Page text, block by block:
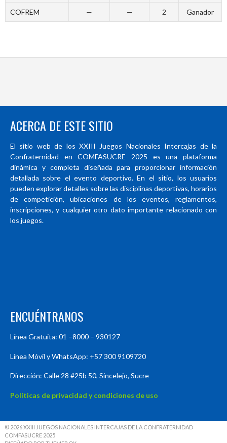
COFREM — — 2 Ganador
ACERCA DE ESTE SITIO
El sitio web de los XXIII Juegos Nacionales Intercajas de la
Confraternidad en COMFASUCRE 2025 es una plataforma
dinámica y completa diseñada para proporcionar información
detallada sobre el evento deportivo. En el sitio, los usuarios
pueden explorar detalles sobre las disciplinas deportivas, horarios
de competición, ubicaciones de los eventos, reglamentos,
inscripciones, y cualquier otro dato importante relacionado con
los juegos.
ENCUÉNTRANOS
Línea Gratuita: 01 –8000 – 930127
Línea Móvil y WhatsApp: +57 300 9109720
Dirección: Calle 28 #25b 50, Sincelejo, Sucre
Políticas de privacidad y condiciones de uso
© 2026 XXIII JUEGOS NACIONALES INTERCAJAS DE LA CONFRATERNIDAD
COMFASUCRE 2025